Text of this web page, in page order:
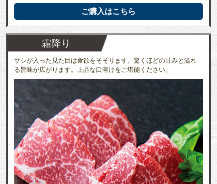
ご購入はこちら
霜降り
サシが入った見た目は食欲をそそります。驚くほどの甘みと溢れ
る旨味が広がります。上品な口溶けをご堪能ください。